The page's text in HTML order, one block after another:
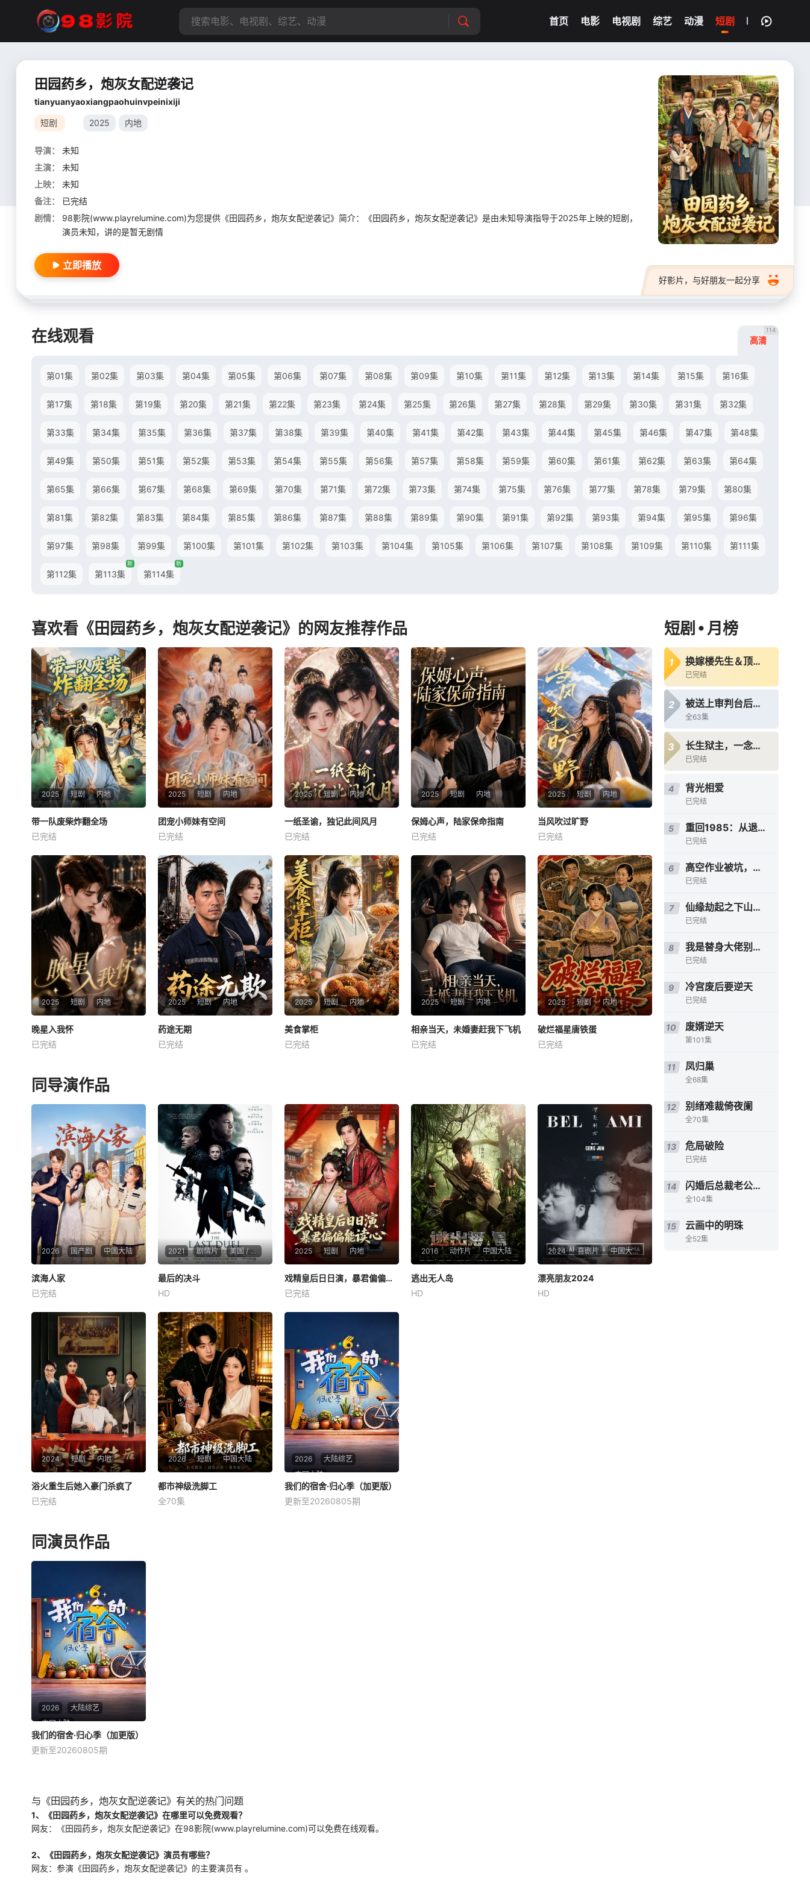
首页 电影 电视剧 综艺 动漫 短剧
田园药乡，炮灰女配逆袭记
tianyuanyaoxiangpaohuinvpeinixiji
短剧 2025 内地
导演：
未知
主演：
未知
上映：
未知
备注：
已完结
剧情：
98影院(www.playrelumine.com)为您提供《田园药乡，炮灰女配逆袭记》简介：《田园药乡，炮灰女配逆袭记》是由未知导演指导于2025年上映的短剧，
演员未知，讲的是暂无剧情
好影片，与好朋友一起分享
立即播放
在线观看 高清
114
第01集 第02集 第03集 第04集 第05集 第06集 第07集 第08集 第09集 第10集 第11集 第12集 第13集 第14集 第15集 第16集
第17集 第18集 第19集 第20集 第21集 第22集 第23集 第24集 第25集 第26集 第27集 第28集 第29集 第30集 第31集 第32集
第33集 第34集 第35集 第36集 第37集 第38集 第39集 第40集 第41集 第42集 第43集 第44集 第45集 第46集 第47集 第48集
第49集 第50集 第51集 第52集 第53集 第54集 第55集 第56集 第57集 第58集 第59集 第60集 第61集 第62集 第63集 第64集
第65集 第66集 第67集 第68集 第69集 第70集 第71集 第72集 第73集 第74集 第75集 第76集 第77集 第78集 第79集 第80集
第81集 第82集 第83集 第84集 第85集 第86集 第87集 第88集 第89集 第90集 第91集 第92集 第93集 第94集 第95集 第96集
第97集 第98集 第99集 第100集 第101集 第102集 第103集 第104集 第105集 第106集 第107集 第108集 第109集 第110集 第111集
第112集 第113集
新
第114集
新
喜欢看《田园药乡，炮灰女配逆袭记》的网友推荐作品
2025 短剧 内地
带一队废柴炸翻全场
未知
带一队废柴炸翻全场
已完结
2025 短剧 内地
团宠小师妹有空间
未知
团宠小师妹有空间
已完结
2025 短剧 内地
未知
一纸圣谕，独记此间风月
已完结
2025 短剧 内地
未知
保姆心声，陆家保命指南
已完结
2025 短剧 内地
当风吹过旷野
未知
当风吹过旷野
已完结
2025 短剧 内地
晚星入我怀
未知
晚星入我怀
已完结
2025 短剧 内地
药途无期
未知
药途无期
已完结
2025 短剧 内地
美食掌柜
未知
美食掌柜
已完结
2025 短剧 内地
相亲当天，未婚妻赶我下飞机
未知
相亲当天，未婚妻赶我下飞机
已完结
2025 短剧 内地
破烂福星唐铁蛋
未知
破烂福星唐铁蛋
已完结
同导演作品
2026 国产剧 中国大陆
滨海人家
梁煜烽
《滨海人家》以滨海市一栋普
通公寓为舞台，讲述了性格迥
异的租客们从隔阂误解到相伴
相守的温暖邻里故事，展现了
当代都市生活中的人情味儿与
治愈力量。
滨海人家
已完结
2021 剧情片 美国 / 英国
最后的决斗
根据中世纪法国最后一次经由
战斗判决的真实故事改编而
成。 &amp;nbsp; &amp;nbsp;
&amp;nbsp; &amp;nbsp; &a
mp;nbsp; &amp;nbsp; &amp;
nbsp; &amp;nbsp; &amp;nbs
p; &amp;nbsp; &amp;n
最后的决斗
HD
2025 短剧 内地
戏精皇后日日演，暴君偏偏能读心＆我努力演恶毒，结果暴君会读心术
未知
戏精皇后日日演，暴君偏偏能读心＆我努力演恶毒，结果暴君会读心术
已完结
2016 动作片 中国大陆
逃出无人岛
逃出无人岛
HD
2024 喜剧片 中国大陆,法国
漂亮朋友2024
漂亮朋友2024
HD
2024 短剧 内地
浴火重生后她入豪门杀疯了
姜暖
宠爱。父亲姜丛是纪氏集团董
事长纪森的私人秘书，母亲高
兰芝知情被推下楼惨死，姜暖
心灵蒙上阴影。她内心充满痛
苦与仇恨。她明白唯有自身强
大，方能复仇。机会转瞬即
至，海城珠宝巨擘沈万霖之女
沈意欢与纪森次子纪洛川有婚
约，但纪洛川意外致残，沈家
欲悔婚。经王会长牵线，姜暖
被选中替嫁，化身为沈意欢，
踏上了精心策划的复仇之路。
浴火重生后她入豪门杀疯了
已完结
2026 短剧 中国大陆
都市神级洗脚工
孔奇力
都市神级洗脚工
全70集
2026
大陆综艺
中国大陆
我们的宿舍·归心季（加更版）
何炅
我们的宿舍·归心季（加更版）
更新至20260805期
同演员作品
2026
大陆综艺
中国大陆
我们的宿舍·归心季（加更版）
何炅
领在长沙的老友和新朋相聚，
一起下班来到我们的宿舍，共
进晚餐、交流、倾诉。节目将
以“朋友下班后聚会”的形式呈
舍管家”负责
我们的宿舍·归心季（加更版）
更新至20260805期
短剧 • 月榜
1 换嫁楼先生＆顶级偏宠：楼先生他蓄谋成婚
已完结
2 被送上审判台后我绝地反击
全63集
3 长生狱主，一念镇九幽第三季
已完结
4 背光相爱
已完结
5 重回1985：从退婚开始
已完结
6 高空作业被坑，我凭技术逆风翻盘
已完结
7 仙缘劫起之下山掌生死
已完结
8 我是替身大佬别馋我身子
已完结
9 冷宫废后要逆天
已完结
10 废婿逆天
第101集
11 凤归巢
全68集
12 别绪难裁倚夜阑
全70集
13 危局破险
已完结
14 闪婚后总裁老公又欲又野
全104集
15 云画中的明珠
全52集
与《田园药乡，炮灰女配逆袭记》有关的热门问题
1、《田园药乡，炮灰女配逆袭记》在哪里可以免费观看？
网友：《田园药乡，炮灰女配逆袭记》在98影院(www.playrelumine.com)可以免费在线观看。
2、《田园药乡，炮灰女配逆袭记》演员有哪些？
网友：参演《田园药乡，炮灰女配逆袭记》的主要演员有 。